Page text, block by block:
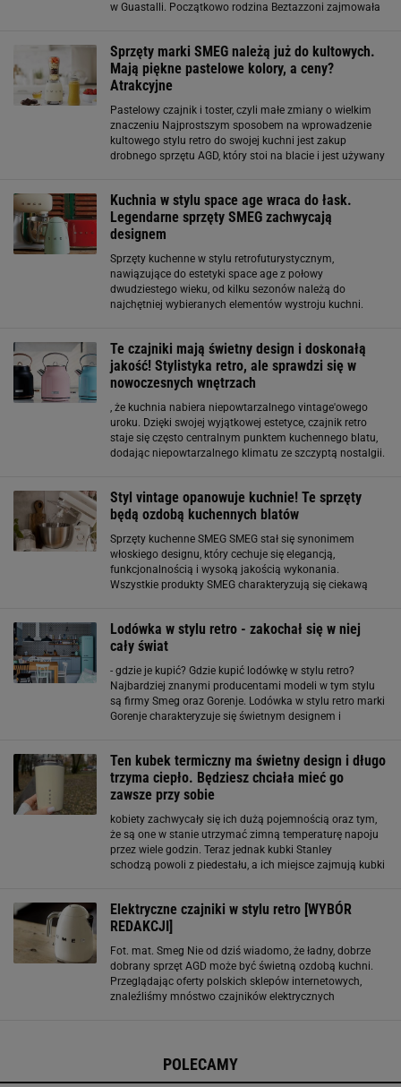
w Guastalli. Początkowo rodzina Beztazzoni zajmowała
Sprzęty marki SMEG należą już do kultowych.
Mają piękne pastelowe kolory, a ceny?
Atrakcyjne
Pastelowy czajnik i toster, czyli małe zmiany o wielkim
znaczeniu Najprostszym sposobem na wprowadzenie
kultowego stylu retro do swojej kuchni jest zakup
drobnego sprzętu AGD, który stoi na blacie i jest używany
Kuchnia w stylu space age wraca do łask.
Legendarne sprzęty SMEG zachwycają
designem
Sprzęty kuchenne w stylu retrofuturystycznym,
nawiązujące do estetyki space age z połowy
dwudziestego wieku, od kilku sezonów należą do
najchętniej wybieranych elementów wystroju kuchni.
urządzenie może
Te czajniki mają świetny design i doskonałą
jakość! Stylistyka retro, ale sprawdzi się w
nowoczesnych wnętrzach
, że kuchnia nabiera niepowtarzalnego vintage'owego
uroku. Dzięki swojej wyjątkowej estetyce, czajnik retro
staje się często centralnym punktem kuchennego blatu,
dodając niepowtarzalnego klimatu ze szczyptą nostalgii.
Styl vintage opanowuje kuchnie! Te sprzęty
będą ozdobą kuchennych blatów
Sprzęty kuchenne SMEG SMEG stał się synonimem
włoskiego designu, który cechuje się elegancją,
funkcjonalnością i wysoką jakością wykonania.
Wszystkie produkty SMEG charakteryzują się ciekawą
Lodówka w stylu retro - zakochał się w niej
cały świat
- gdzie je kupić? Gdzie kupić lodówkę w stylu retro?
Najbardziej znanymi producentami modeli w tym stylu
są firmy Smeg oraz Gorenje. Lodówka w stylu retro marki
Gorenje charakteryzuje się świetnym designem i
Ten kubek termiczny ma świetny design i długo
trzyma ciepło. Będziesz chciała mieć go
zawsze przy sobie
kobiety zachwycały się ich dużą pojemnością oraz tym,
że są one w stanie utrzymać zimną temperaturę napoju
przez wiele godzin. Teraz jednak kubki Stanley
schodzą powoli z piedestału, a ich miejsce zajmują kubki
Elektryczne czajniki w stylu retro [WYBÓR
REDAKCJI]
Fot. mat. Smeg Nie od dziś wiadomo, że ładny, dobrze
dobrany sprzęt AGD może być świetną ozdobą kuchni.
Przeglądając oferty polskich sklepów internetowych,
znaleźliśmy mnóstwo czajników elektrycznych
POLECAMY